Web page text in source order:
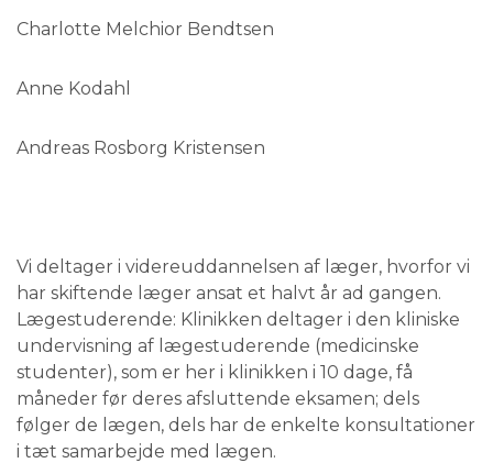
Charlotte Melchior Bendtsen
Anne Kodahl
Andreas Rosborg Kristensen
Vi deltager i videreuddannelsen af læger, hvorfor vi
har skiftende læger ansat et halvt år ad gangen.
Lægestuderende: Klinikken deltager i den kliniske
undervisning af lægestuderende (medicinske
studenter), som er her i klinikken i 10 dage, få
måneder før deres afsluttende eksamen; dels
følger de lægen, dels har de enkelte konsultationer
i tæt samarbejde med lægen.